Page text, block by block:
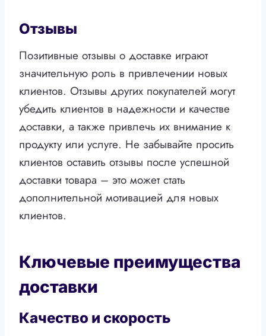
Отзывы
Позитивные отзывы о доставке играют
значительную роль в привлечении новых
клиентов. Отзывы других покупателей могут
убедить клиентов в надежности и качестве
доставки, а также привлечь их внимание к
продукту или услуге. Не забывайте просить
клиентов оставить отзывы после успешной
доставки товара – это может стать
дополнительной мотивацией для новых
клиентов.
Ключевые преимущества
доставки
Качество и скорость